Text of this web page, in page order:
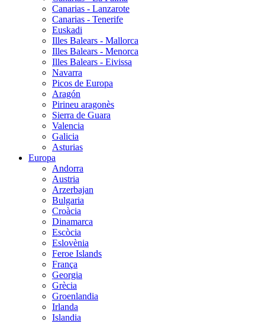
Canarias - Lanzarote
Canarias - Tenerife
Euskadi
Illes Balears - Mallorca
Illes Balears - Menorca
Illes Balears - Eivissa
Navarra
Picos de Europa
Aragón
Pirineu aragonès
Sierra de Guara
Valencia
Galicia
Asturias
Europa
Andorra
Austria
Arzerbajan
Bulgaria
Croàcia
Dinamarca
Escòcia
Eslovènia
Feroe Islands
França
Georgia
Grècia
Groenlandia
Irlanda
Islandia